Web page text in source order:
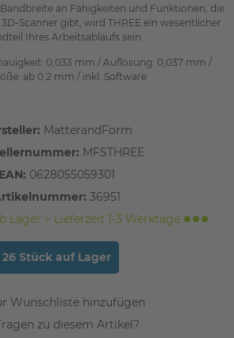
an Fähigkeiten und Funktionen, die
Scanner gibt, wird THREE ein wesentlicher
Ihres Arbeitsablaufs sein.
0,033 mm / Auflösung: 0,037 mm /
ab 0.2 mm / inkl. Software
MatterandForm
MFSTHREE
EAN: 0628055059301
36951
Lager > Lieferzeit 1-3 Werktage
26 Stück auf Lager
zu diesem Artikel?